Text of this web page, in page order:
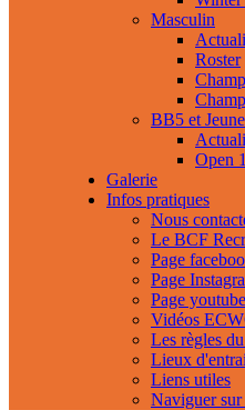
Masculin
Roster
BB5 et
Open
Galerie
Infos pratiques
Nous
Le BCF
Page
Page
Page youtube
Vidéos
Les règles
Lieux
Liens utiles
Naviguer sur